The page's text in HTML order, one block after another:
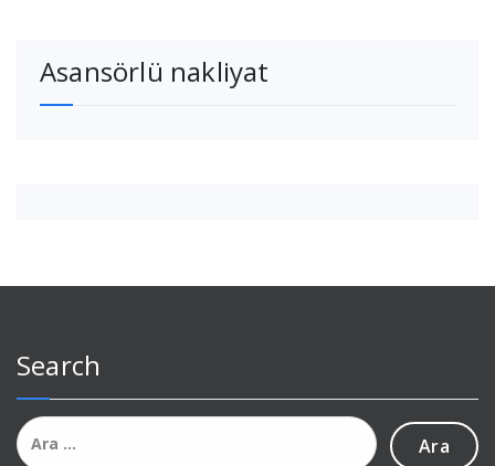
Asansörlü nakliyat
Search
Arama: